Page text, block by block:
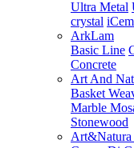
Ultra Metal
crystal
ArkLam
Basic Line
Concrete
Art And
Basket
Marble
Stonewood
Art&Natura